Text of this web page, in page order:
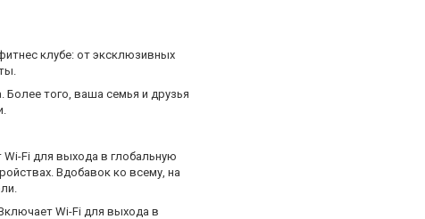
клубе: от эксклюзивных
того, ваша семья и друзья
Fi для выхода в глобальную
Вдобавок ко всему, на
Wi-Fi для выхода в